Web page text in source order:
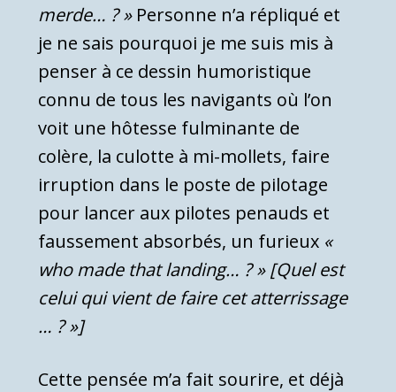
merde… ? »Personne n’a répliqué et
je ne sais pourquoi je me suis mis à
penser à ce dessin humoristique
connu de tous les navigants où l’on
voit une hôtesse fulminante de
colère, la culotte à mi-mollets, faire
irruption dans le poste de pilotage
pour lancer aux pilotes penauds et
faussement absorbés, un furieux «
who made that landing… ? » [Quel est
celui qui vient de faire cet atterrissage
… ? »]
Cette pensée m’a fait sourire, et déjà